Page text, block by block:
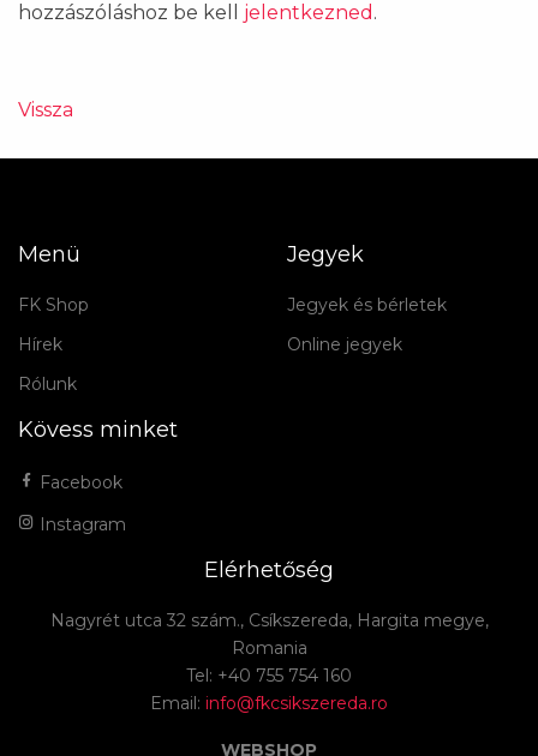
hozzászóláshoz be kell jelentkezned .
Vissza
Menü
FK Shop
Hírek
Rólunk
Jegyek
Jegyek és bérletek
Online jegyek
Kövess minket
Facebook
Instagram
Elérhetőség
Nagyrét utca 32 szám., Csíkszereda, Hargita megye,
Romania
Tel: +40 755 754 160
Email: info@fkcsikszereda.ro
WEBSHOP